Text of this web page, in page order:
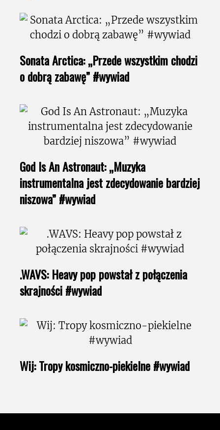
Sonata Arctica: „Przede wszystkim chodzi
o dobrą zabawę” #wywiad
God Is An Astronaut: „Muzyka
instrumentalna jest zdecydowanie bardziej
niszowa” #wywiad
.WAVS: Heavy pop powstał z połączenia
skrajności #wywiad
Wij: Tropy kosmiczno-piekielne #wywiad